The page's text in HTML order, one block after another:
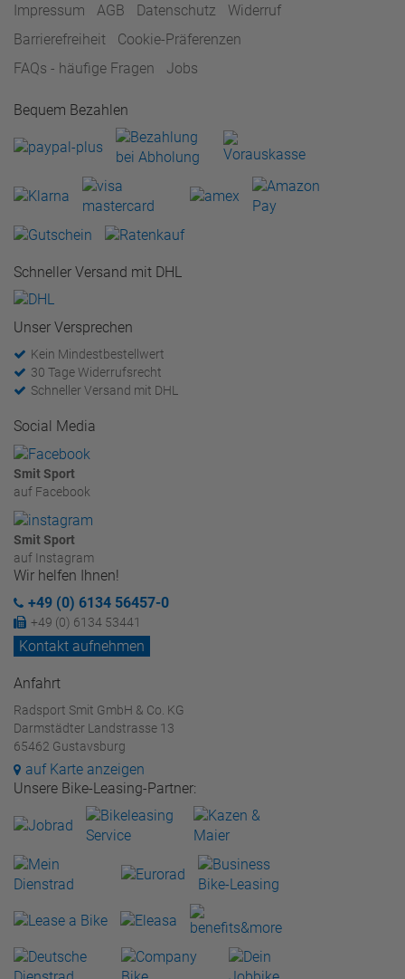
Impressum
AGB Datenschutz
Widerruf
Barrierefreiheit
Cookie-Präferenzen
FAQs - häufige Fragen
Jobs
Bequem Bezahlen
Schneller Versand mit DHL
Unser Versprechen
Kein Mindestbestellwert
30 Tage Widerrufsrecht
Schneller Versand mit DHL
Social Media
Smit Sport
auf Facebook
Smit Sport
auf Instagram
Wir helfen Ihnen!
+49 (0) 6134 56457-0
+49 (0) 6134 53441
Kontakt aufnehmen
Anfahrt
Radsport Smit GmbH & Co. KG
Darmstädter Landstrasse 13
65462 Gustavsburg
auf Karte anzeigen
Unsere Bike-Leasing-Partner: